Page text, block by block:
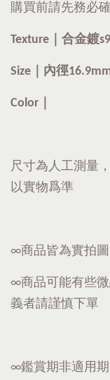
購買前請先務必
Texture｜合金鍍
Size｜內徑
Color｜
尺寸為人工測量
以實物爲準
∞商品皆為實拍
∞商品可能有些
義者請謹慎下單
∞鑑賞期非適用